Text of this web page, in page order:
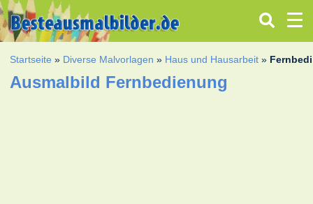
Startseite » Diverse Malvorlagen » Haus und Hausarbeit »
Ausmalbild Fernbedienung